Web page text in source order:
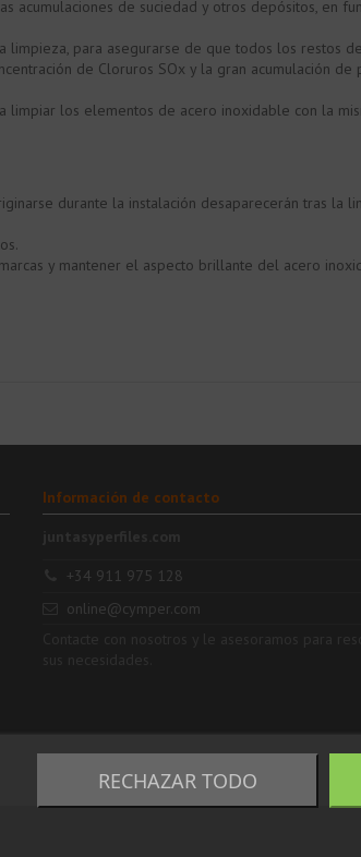
acumulaciones de suciedad y otros depósitos, en
limpieza, para asegurarse de que todos los restos
de Cloruros SOx y la gran acumulación de
los elementos de acero inoxidable con la
durante la instalación desaparecerán tras la
y mantener el aspecto brillante del acero
RECHAZAR TODO
Información de contacto
+34 911 975 128
online@cymper.com